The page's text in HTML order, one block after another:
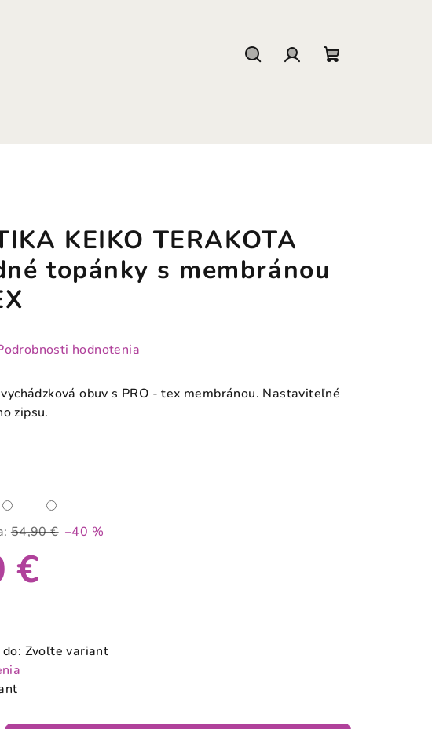
KEIKO TERAKOTA
topánky s membránou
hodnotenia
obuv s PRO - tex membránou. Nastaviteľné
zipsu.
54,90 € –40 %
€
Zvoľte variant